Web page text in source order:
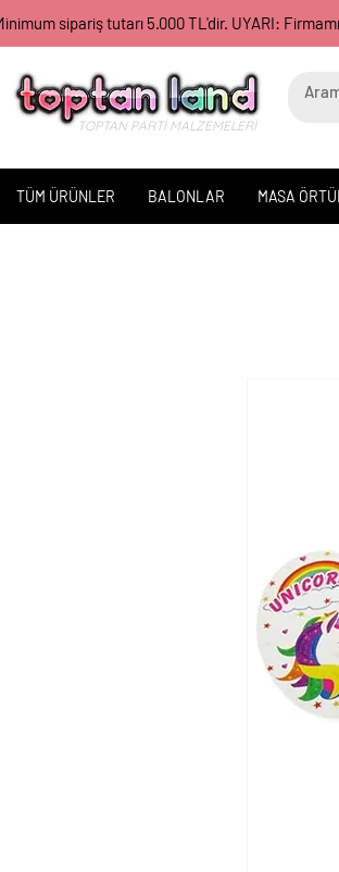
sipariş tutarı 5.000 TL'dir. UYARI:
TOPTAN PARTİ MALZEMELERİ
TÜM ÜRÜNLER BALONLAR MASA